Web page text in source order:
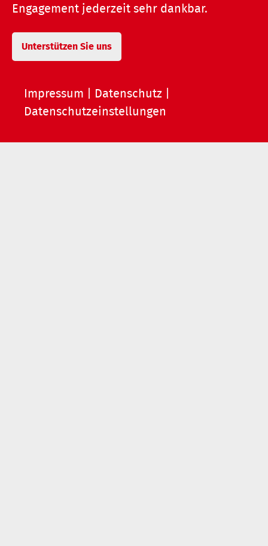
Engagement jederzeit sehr dankbar.
Unterstützen Sie uns
Impressum Datenschutz
Datenschutzeinstellungen